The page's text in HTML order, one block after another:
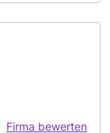
Firma bewerten